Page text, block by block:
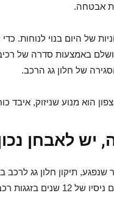
אבטחה.
של היום בנוי לנוחות.
באמצעות סדרה של
של חלון גג הרכב.
הוא מנוע שניזוק, איבד
יש לאבחן
תיקון חלון גג
ויעילה. צוות המומחים